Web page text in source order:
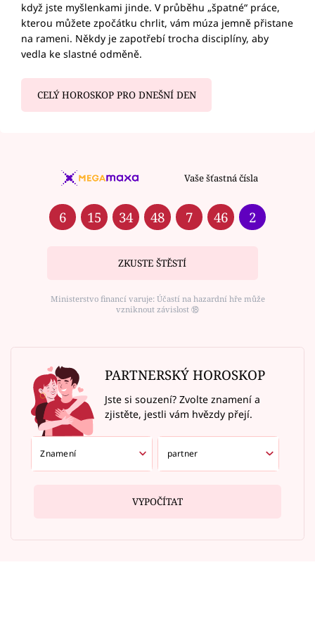
když jste myšlenkami jinde. V průběhu „špatné“ práce,
kterou můžete zpočátku chrlit, vám múza jemně přistane
na rameni. Někdy je zapotřebí trocha disciplíny, aby
vedla ke slastné odměně.
CELÝ HOROSKOP PRO DNEŠNÍ DEN
Vaše šťastná čísla
6 15 34 48 7 46 2
ZKUSTE ŠTĚSTÍ
Ministerstvo financí varuje: Účastí na hazardní hře může
vzniknout závislost ⑱
PARTNERSKÝ HOROSKOP
Jste si souzení? Zvolte znamení a
zjistěte, jestli vám hvězdy přejí.
VYPOČÍTAT